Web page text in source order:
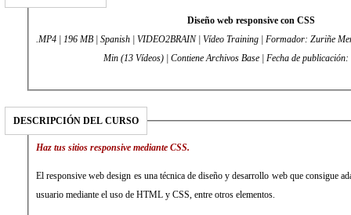
Diseño web responsive con CSS
.MP4 | 196 MB | Spanish | VIDEO2BRAIN | Vídeo Training | Formador: Zuriñe
Min (13 Vídeos) | Contiene Archivos Base | Fecha de
DESCRIPCIÓN DEL CURSO
Haz tus sitios responsive mediante CSS.
El responsive web design es una técnica de diseño y desarrollo web que consigue
usuario mediante el uso de HTML y CSS, entre otros elementos.